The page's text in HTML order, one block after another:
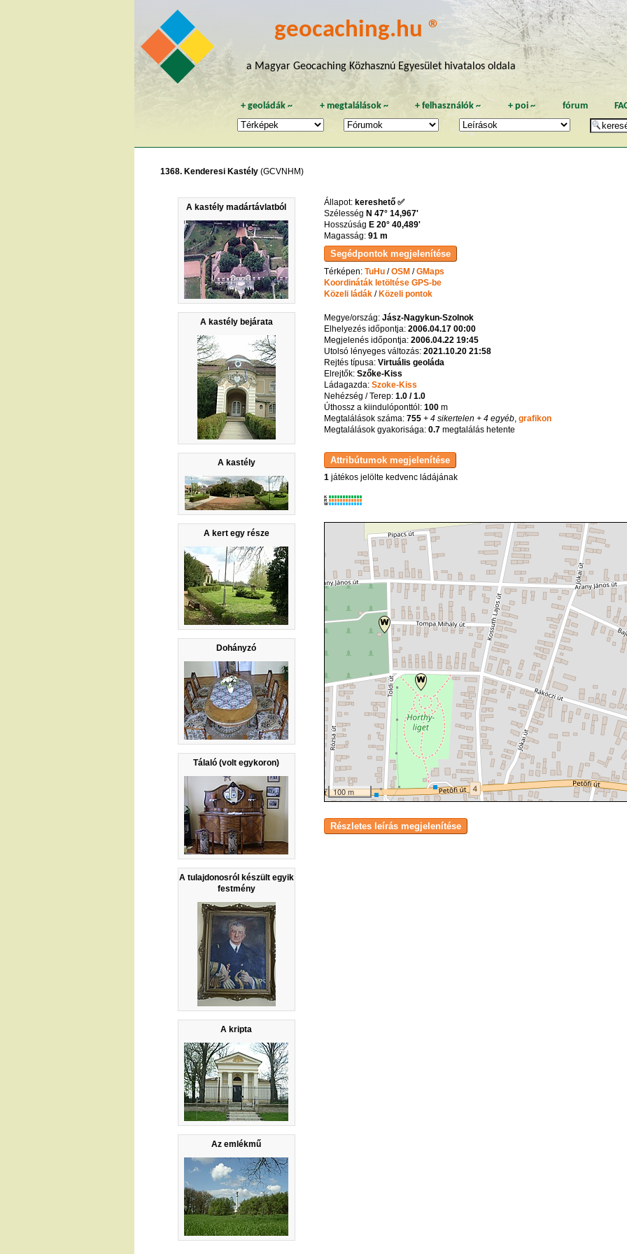
geocaching.hu ®
a Magyar Geocaching Közhasznú Egyesület hivatalos oldala
+geoládák ~ + megtalálások~ +felhasználók ~ + poi~ fórum
1368. Kenderesi Kastély (GCVNHM)
A kastély madártávlatból
A kastély bejárata
A kastély
A kert egy része
Dohányzó
Tálaló (volt egykoron)
A tulajdonosról készült egyik
festmény
A kripta
Az emlékmű
Állapot: kereshető ✅
Szélesség N 47° 14,967'
Hosszúság E 20° 40,489'
Magasság: 91 m
Térképen: TuHu/OSM /GMaps
Koordináták letöltése GPS-be
Közeli ládák/ Közeli pontok
Megye/ország: Jász-Nagykun-Szolnok
Elhelyezés időpontja: 2006.04.17 00:00
Megjelenés időpontja: 2006.04.22 19:45
Utolsó lényeges változás: 2021.10.20 21:58
Rejtés típusa: Virtuális geoláda
Elrejtők: Szőke-Kiss
Ládagazda: Szoke-Kiss
Nehézség / Terep: 1.0 / 1.0
Úthossz a kiindulóponttól: 100m
Megtalálások száma: 755+ 4 sikertelen + 4 egyéb, grafikon
Megtalálások gyakorisága: 0.7megtalálás hetente
1játékos jelölte kedvenc ládájának
K
R
W
100 m